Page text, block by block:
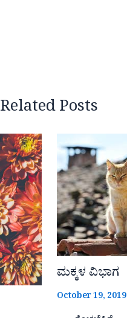
Related Posts
ಮಕ್ಕಳ ವಿಭಾಗ
October 19, 2019